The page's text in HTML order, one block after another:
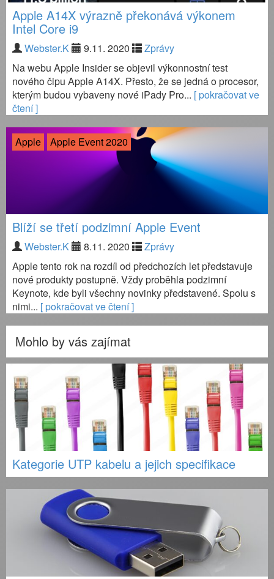
Apple A14X výrazně překonává výkonem
Intel Core i9
Webster.K 9.11. 2020
Zprávy
Na webu Apple Insider se objevil výkonnostní test
nového čipu Apple A14X. Přesto, že se jedná o procesor,
kterým budou vybaveny nové iPady Pro... [ pokračovat ve
čtení ]
Apple Apple Event 2020
Blíží se třetí podzimní Apple Event
Webster.K 8.11. 2020
Zprávy
Apple tento rok na rozdíl od předchozích let představuje
nové produkty postupně. Vždy proběhla podzimní
Keynote, kde byli všechny novinky představené. Spolu s
nimi... [ pokračovat ve čtení ]
Mohlo by vás zajímat
Kategorie UTP kabelu a jejich specifikace